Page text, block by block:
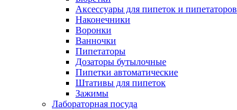
Аксессуары для пипеток и пипетаторов
Наконечники
Воронки
Ванночки
Пипетаторы
Дозаторы бутылочные
Пипетки автоматические
Штативы для пипеток
Зажимы
Лабораторная посуда